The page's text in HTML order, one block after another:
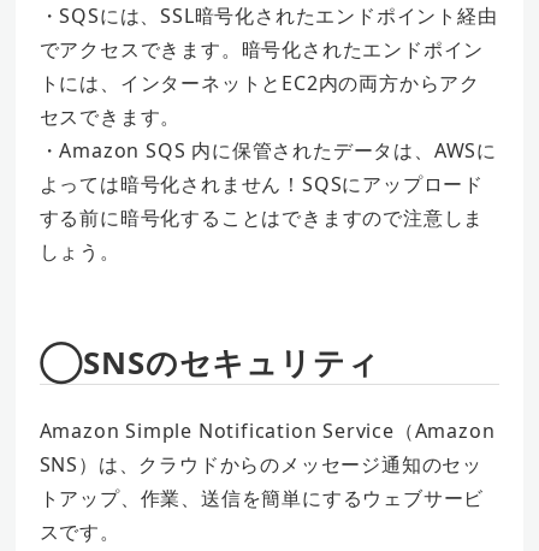
・SQSには、SSL暗号化されたエンドポイント経由
でアクセスできます。暗号化されたエンドポイン
トには、インターネットとEC2内の両方からアク
セスできます。
・Amazon SQS 内に保管されたデータは、AWSに
よっては暗号化されません！SQSにアップロード
する前に暗号化することはできますので注意しま
しょう。
◯SNSのセキュリティ
Amazon Simple Notification Service（Amazon
SNS）は、クラウドからのメッセージ通知のセッ
トアップ、作業、送信を簡単にするウェブサービ
スです。